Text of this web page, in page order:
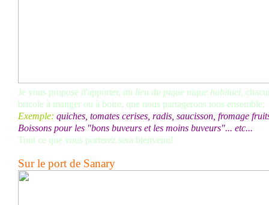
Je vous propose d'apporter, au lieu du pique nique habituel,
bricole à manger ou à boire, que nous partagerons tous ensemble;
Exemple: quiches, tomates cerises, radis, saucisson, fromage
Boissons pour les "bons buveurs et les moins buveurs"... etc...
Tout ce que vous porterez sera bienvenu!
Sur le port de Sanary